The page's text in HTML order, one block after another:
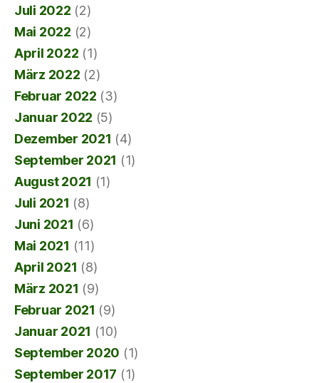
Juli 2022 (2)
Mai 2022 (2)
April 2022 (1)
März 2022 (2)
Februar 2022 (3)
Januar 2022 (5)
Dezember 2021 (4)
September 2021 (1)
August 2021 (1)
Juli 2021 (8)
Juni 2021 (6)
Mai 2021 (11)
April 2021 (8)
März 2021 (9)
Februar 2021 (9)
Januar 2021 (10)
September 2020 (1)
September 2017 (1)